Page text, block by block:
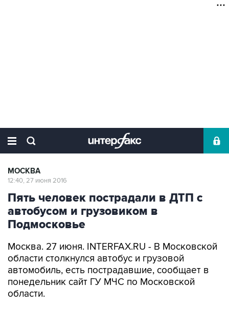
МОСКВА
12:40, 27 июня 2016
Пять человек пострадали в ДТП с
автобусом и грузовиком в
Подмосковье
Москва. 27 июня. INTERFAX.RU - В Московской
области столкнулся автобус и грузовой
автомобиль, есть пострадавшие, сообщает в
понедельник сайт ГУ МЧС по Московской
области.